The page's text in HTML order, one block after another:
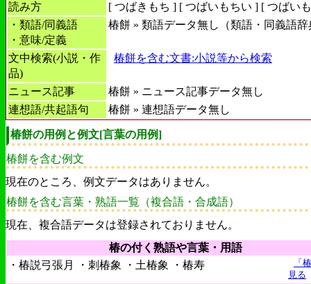
読み方
[ つばきもち ] [ つばいもちい ] [ つばい
・類語/同義語
・意味/定義
椿餅 » 類語データ無し（類語・同義語辞
文中検索(小説・作
品)
椿餅を含む文書:小説等から検索
ニュース記事
椿餅 » ニュース記事データ無し
連想語/共起語句
椿餅 » 連想語データ無し
椿餅の用例と例文[言葉の用例]
椿餅を含む例文
現在のところ、例文データはありません。
椿餅を含む言葉・熟語一覧（複合語・合成語）
現在、複合語データは登録されておりません。
椿の付く熟語や言葉・用語
・椿説弓張月 ・刺椿象 ・土椿象 ・椿寿
「
見る